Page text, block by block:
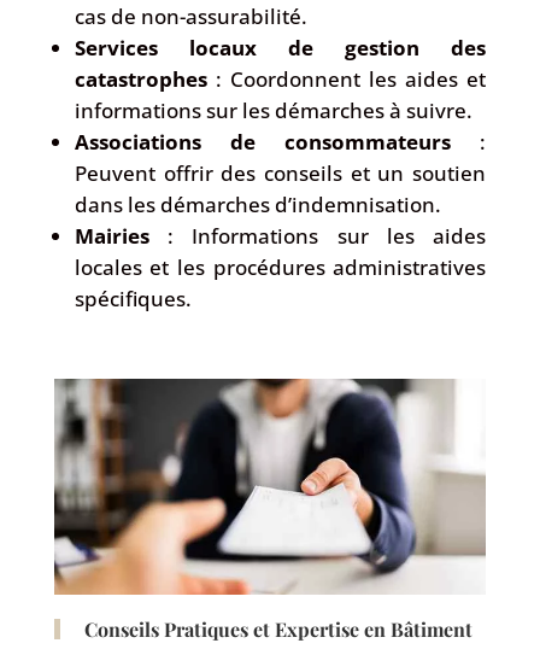
cas de non-assurabilité.
Services locaux de gestion des
catastrophes: Coordonnent les aides et
informations sur les démarches à suivre.
Associations de consommateurs :
Peuvent offrir des conseils et un soutien
dans les démarches d’indemnisation.
Mairies: Informations sur les aides
locales et les procédures administratives
spécifiques.
Conseils Pratiques et Expertise en Bâtiment